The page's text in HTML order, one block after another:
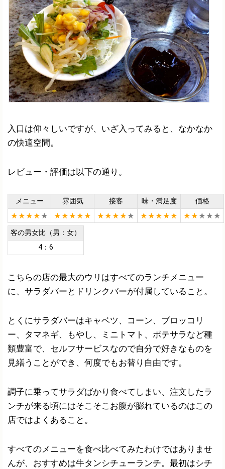
入口は仰々しいですが、いざ入ってみると、なかなか
の快適空間。
レビュー・評価は以下の通り。
メニュー 雰囲気 接客 味・満足度
価格
★★★★ ★ ★★★★★ ★★★★ ★ ★★★★★ ★★ ★★★
客の男女比（男：女）
4：6
こちらの店の最大のウリはすべてのランチメニュー
に、サラダバーとドリンクバーが付属していること。
とくにサラダバーはキャベツ、コーン、ブロッコリ
ー、タマネギ、もやし、ミニトマト、ポテサラなど種
類豊富で、セルフサービスなので自分で好きなものを
見繕うことができ、何度でもお替り自由です。
調子に乗ってサラダばかり食べてしまい、注文したラ
ンチが来る頃にはそこそこお腹が膨れているのはこの
店ではよくあること。
すべてのメニューを食べ比べてみたわけではありませ
んが、おすすめは牛タンシチューランチ。最初はシチ